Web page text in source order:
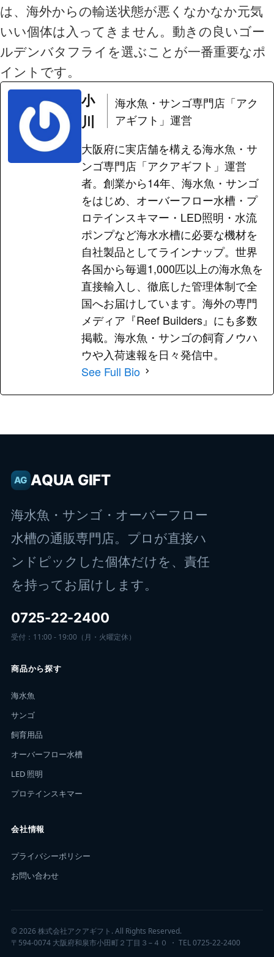
は、海外からの輸送状態が悪くなかなか元気
いい個体は入ってきません。動きの良いゴー
ルデンバタフライを選ぶことが一番重要なポ
イントです。
小
川
海水魚・サンゴ専門店「アク
アギフト」運営
大阪府に実店舗を構える海水魚・サ
ンゴ専門店「アクアギフト」運営
者。創業から14年、海水魚・サンゴ
をはじめ、オーバーフロー水槽・プ
ロテインスキマー・LED照明・水流
ポンプなど海水水槽に必要な機材を
自社製品としてラインナップ。世界
各国から毎週1,000匹以上の海水魚を
直接輸入し、徹底した管理体制で全
国へお届けしています。海外の専門
メディア『Reef Builders』にも多数
掲載。海水魚・サンゴの飼育ノウハ
ウや入荷速報を日々発信中。
See Full Bio
AG AQUA GIFT
海水魚・サンゴ・オーバーフロー
水槽の通販専門店。プロが直接ハ
ンドピックした個体だけを、責任
を持ってお届けします。
0725-22-2400
受付：11:00 - 19:00（月・火曜定休）
商品から探す
海水魚
サンゴ
飼育用品
オーバーフロー水槽
LED 照明
プロテインスキマー
会社情報
プライバシーポリシー
お問い合わせ
© 2026 株式会社アクアギフト. All Rights Reserved.
〒594-0074 大阪府和泉市小田町２丁目３−４０ ・ TEL 0725-22-2400